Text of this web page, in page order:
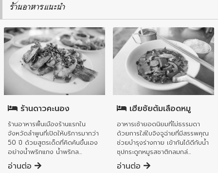
ร้านอาหารแนะนำ
อำเภอเมืองลำพูน
ร้านดาวคะนอง
ร้านอาหารพื้นเมืองร้านแรกใน
จังหวัดลำพูนที่เปิดให้บริการมากว่า
50 ปี ด้วยสูตรเด็ดที่คิดค้นขึ้นเอง
อย่างน้ำพริกแกง น้ำพริกล...
อ่านต่อ
อำเภอเมืองลำพูน
เฮียชัยต้มเลือดหมู
อาหารเช้ายอดนิยมที่ไม่ธรรมดา
ด้วยการใส่ใบจิงจูฉ่ายที่มีสรรพคุณ
ช่วยบำรุงร่างกาย เข้ากันได้ดีกับน้ำ
ซุปกระดูกหมูรสชาติกลมกล่...
อ่านต่อ